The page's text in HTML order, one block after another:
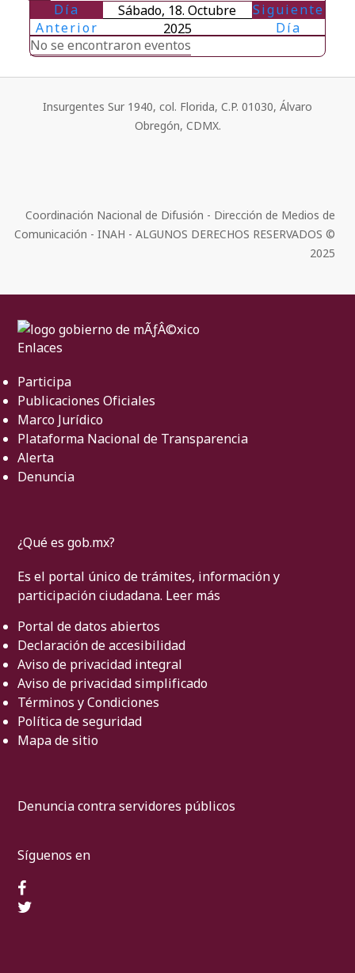
Día
Anterior
Sábado, 18. Octubre
2025
Siguiente
Día
No se encontraron eventos
Insurgentes Sur 1940, col. Florida, C.P. 01030, Álvaro
Obregón, CDMX.
Coordinación Nacional de Difusión - Dirección de Medios de
Comunicación - INAH - ALGUNOS DERECHOS RESERVADOS ©
2025
Enlaces
Participa
Publicaciones Oficiales
Marco Jurídico
Plataforma Nacional de Transparencia
Alerta
Denuncia
¿Qué es gob.mx?
Es el portal único de trámites, información y
participación ciudadana. Leer más
Portal de datos abiertos
Declaración de accesibilidad
Aviso de privacidad integral
Aviso de privacidad simplificado
Términos y Condiciones
Política de seguridad
Mapa de sitio
Denuncia contra servidores públicos
Síguenos en